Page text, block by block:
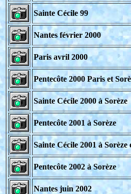
Sainte Cécile 99
Nantes février 2000
Paris avril 2000
Pentecôte 2000 Paris et
Sainte Cécile 2000 à Sorèze
Pentecôte 2001 à Sorèze
Sainte Cécile 2001 à Sorèze
Pentecôte 2002 à Sorèze
Nantes juin 2002